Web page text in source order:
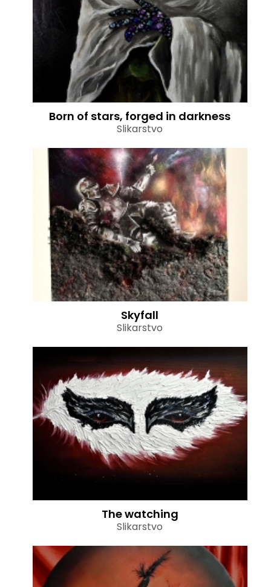
Born of stars, forged in darkness
Slikarstvo
Skyfall
Slikarstvo
The watching
Slikarstvo